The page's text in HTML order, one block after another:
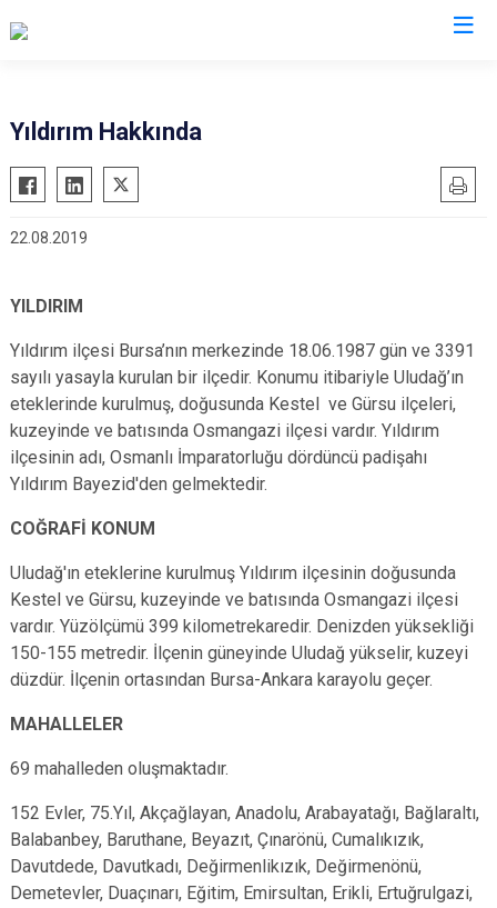
Büyükorhan
Gemlik
Gürsu
İnegöl
İznik
Karacabey
Keles
Kestel
Osmangazi
Yenişehir
Yıldırım
Yıldırım Hakkında
22.08.2019
YILDIRIM
Yıldırım ilçesi Bursa’nın merkezinde 18.06.1987 gün ve 3391
sayılı yasayla kurulan bir ilçedir. Konumu itibariyle Uludağ’ın
eteklerinde kurulmuş, doğusunda Kestel ve Gürsu ilçeleri,
kuzeyinde ve batısında Osmangazi ilçesi vardır. Yıldırım
ilçesinin adı, Osmanlı İmparatorluğu dördüncü padişahı
Yıldırım Bayezid'den gelmektedir.
COĞRAFİ KONUM
Uludağ'ın eteklerine kurulmuş Yıldırım ilçesinin doğusunda
Kestel ve Gürsu, kuzeyinde ve batısında Osmangazi ilçesi
vardır. Yüzölçümü 399 kilometrekaredir. Denizden yüksekliği
150-155 metredir. İlçenin güneyinde Uludağ yükselir, kuzeyi
düzdür. İlçenin ortasından Bursa-Ankara karayolu geçer.
MAHALLELER
69 mahalleden oluşmaktadır.
152 Evler, 75.Yıl, Akçağlayan, Anadolu, Arabayatağı, Bağlaraltı,
Balabanbey, Baruthane, Beyazıt, Çınarönü, Cumalıkızık,
Davutdede, Davutkadı, Değirmenlikızık, Değirmenönü,
Demetevler, Duaçınarı, Eğitim, Emirsultan, Erikli, Ertuğrulgazi,